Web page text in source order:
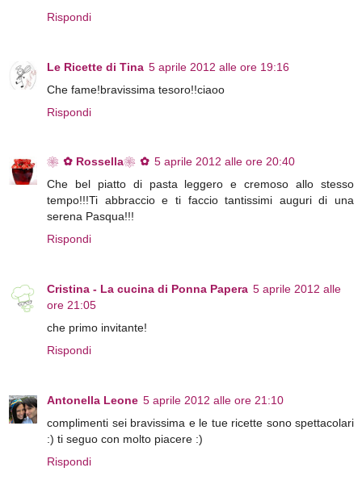
Rispondi
Le Ricette di Tina 5 aprile 2012 alle ore 19:16
Che fame!bravissima tesoro!!ciaoo
Rispondi
❀✿ Rossella❀✿ 5 aprile 2012 alle ore 20:40
Che bel piatto di pasta leggero e cremoso allo stesso
tempo!!!Ti abbraccio e ti faccio tantissimi auguri di una
serena Pasqua!!!
Rispondi
Cristina - La cucina di Ponna Papera 5 aprile 2012 alle
ore 21:05
che primo invitante!
Rispondi
Antonella Leone 5 aprile 2012 alle ore 21:10
complimenti sei bravissima e le tue ricette sono spettacolari
:) ti seguo con molto piacere :)
Rispondi